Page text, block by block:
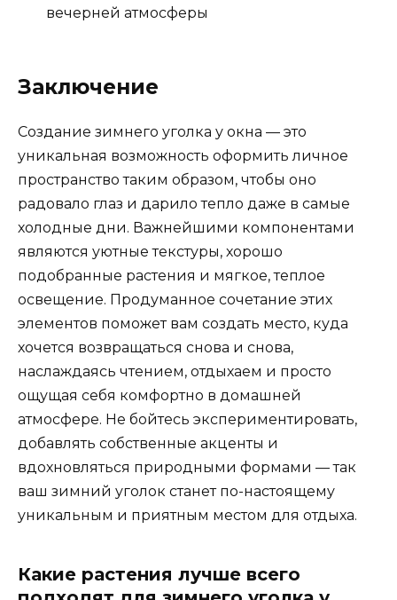
вечерней атмосферы
Заключение
Создание зимнего уголка у окна — это
уникальная возможность оформить личное
пространство таким образом, чтобы оно
радовало глаз и дарило тепло даже в самые
холодные дни. Важнейшими компонентами
являются уютные текстуры, хорошо
подобранные растения и мягкое, теплое
освещение. Продуманное сочетание этих
элементов поможет вам создать место, куда
хочется возвращаться снова и снова,
наслаждаясь чтением, отдыхаем и просто
ощущая себя комфортно в домашней
атмосфере. Не бойтесь экспериментировать,
добавлять собственные акценты и
вдохновляться природными формами — так
ваш зимний уголок станет по-настоящему
уникальным и приятным местом для отдыха.
Какие растения лучше всего